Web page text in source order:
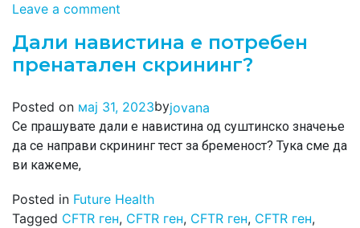
Leave a comment
Дали навистина е потребен
пренатален скрининг?
Posted on мај 31, 2023byjovana
Се прашувате дали е навистина од суштинско значење
да се направи скрининг тест за бременост? Тука сме да
ви кажеме,
Posted in Future Health
Tagged CFTR ген, CFTR ген, CFTR ген, CFTR ген,